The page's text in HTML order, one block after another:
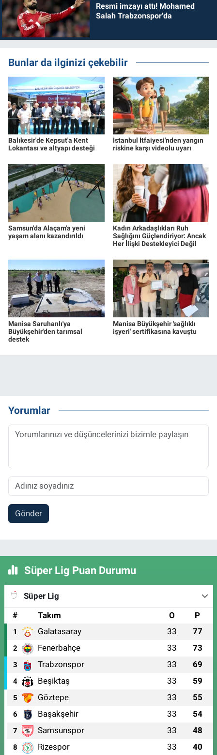
Resmi imzayı attı! Mohamed
Salah Trabzonspor'da
Bunlar da ilginizi çekebilir
Balıkesir'de Kepsut'a Kent
Lokantası ve altyapı desteği
İstanbul İtfaiyesi'nden yangın
riskine karşı videolu uyarı
Samsun'da Alaçam'a yeni
yaşam alanı kazandırıldı
Kadın Arkadaşlıkları Ruh
Sağlığını Güçlendiriyor: Ancak
Her İlişki Destekleyici Değil
Manisa Saruhanlı'ya
Büyükşehir'den tarımsal
destek
Manisa Büyükşehir 'sağlıklı
işyeri' sertifikasına kavuştu
Yorumlar
Gönder
Süper Lig Puan Durumu
Süper Lig
#
Takım O P
1 Galatasaray 33 77
2 Fenerbahçe 33 73
3 Trabzonspor 33 69
4 Beşiktaş 33 59
5 Göztepe 33 55
6 Başakşehir 33 54
7 Samsunspor 33 48
8 Rizespor 33 40